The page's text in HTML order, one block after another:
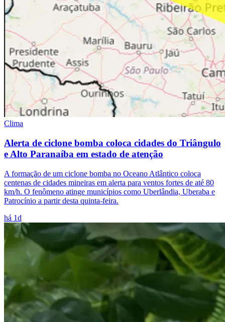
Clima
Alerta de ciclone bomba coloca cidades do Triângulo
e Alto Paranaíba em estado de atenção
A formação de um ciclone bomba no Oceano Atlântico coloca
centenas de cidades mineiras em alerta para ventos fortes de até 80
km/h. O fenômeno atinge municípios como Uberlândia, Uberaba e
Patrocínio a partir desta quinta-feira.
há 1d